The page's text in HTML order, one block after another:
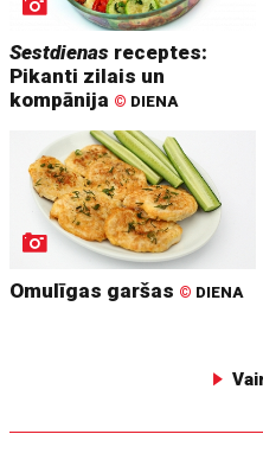
Sestdienas receptes:
Pikanti zilais un
kompānija © DIENA
Omulīgas garšas © DIENA